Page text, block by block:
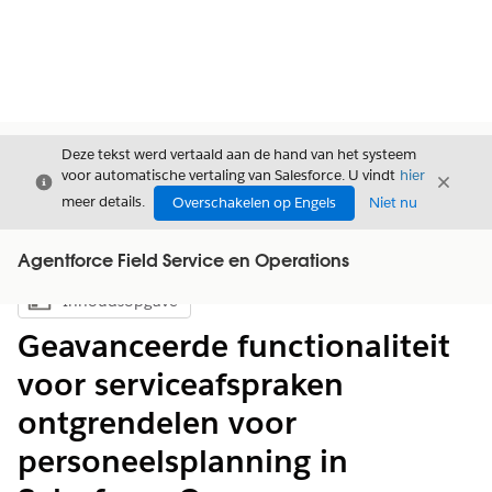
Sluiten
Deze tekst werd vertaald aan de hand van het systeem
voor automatische vertaling van Salesforce. U vindt hier
meer details.
Overschakelen op Engels Niet nu
Sluiten
Agentforce Field Service en Operations
Inhoudsopgave weergeven
Inhoudsopgave
Geavanceerde functionaliteit
voor serviceafspraken
ontgrendelen voor
personeelsplanning in